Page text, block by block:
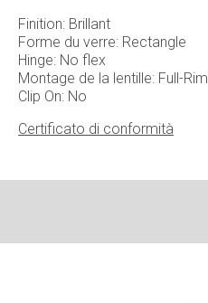
Finition: Brillant
Forme du verre: Rectangle
Hinge: No flex
Montage de la lentille: Full-Rim
Clip On: No
Certificato di conformità